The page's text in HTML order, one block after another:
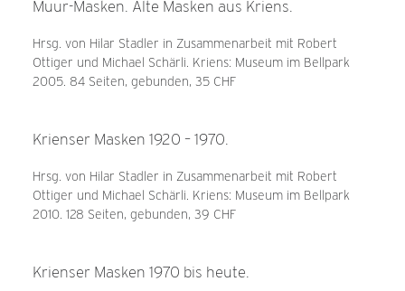
Muur-Masken. Alte Masken aus Kriens.
Hrsg. von Hilar Stadler in Zusammenarbeit mit Robert
Ottiger und Michael Schärli. Kriens: Museum im Bellpark
2005. 84 Seiten, gebunden, 35 CHF
Krienser Masken 1920 – 1970.
Hrsg. von Hilar Stadler in Zusammenarbeit mit Robert
Ottiger und Michael Schärli. Kriens: Museum im Bellpark
2010. 128 Seiten, gebunden, 39 CHF
Krienser Masken 1970 bis heute.